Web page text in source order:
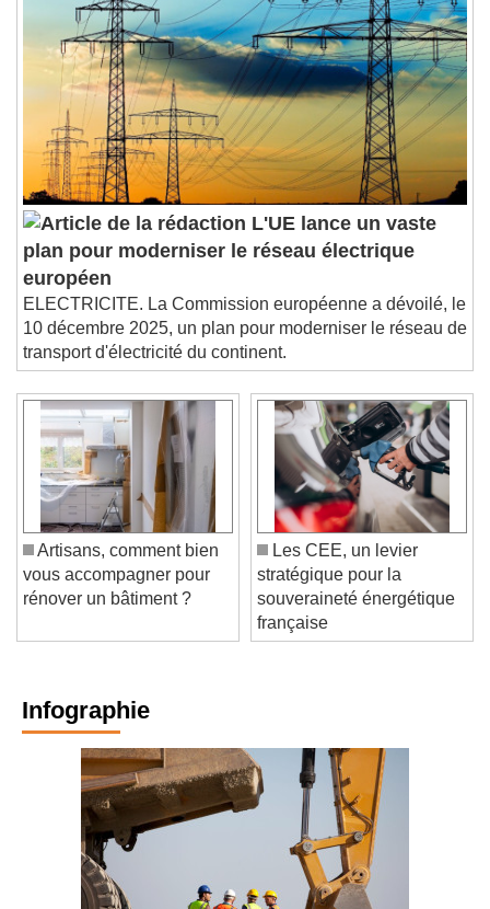
L'UE lance un vaste
plan pour moderniser le réseau électrique
européen
ELECTRICITE. La Commission européenne a dévoilé, le
10 décembre 2025, un plan pour moderniser le réseau de
transport d'électricité du continent.
Artisans, comment bien
vous accompagner pour
Les CEE, un levier
stratégique pour la
souveraineté énergétique
française
Infographie